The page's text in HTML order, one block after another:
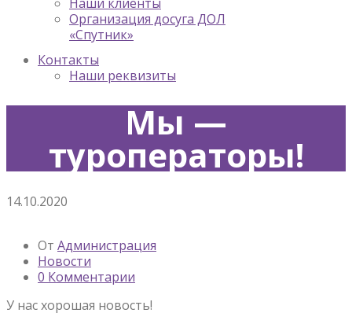
Организация досуга ДОЛ
«Спутник»
Контакты
Наши реквизиты
Мы —
туроператоры!
14.10.2020
От Администрация
Новости
0 Комментарии
У нас хорошая новость!